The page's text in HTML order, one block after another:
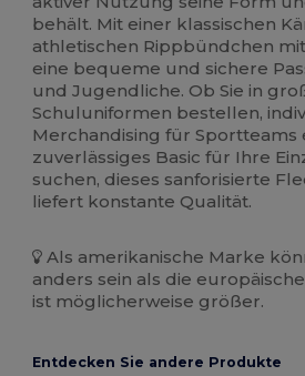
behält. Mit einer klassischen
athletischen Rippbündchen
eine bequeme und sichere
und Jugendliche. Ob Sie in
Schuluniformen bestellen,
Merchandising für
zuverlässiges Basic für Ihre
suchen, dieses sanforisierte
liefert konstante Qualität.
Als amerikanische Marke
anders sein als die
ist möglicherweise größer.
Entdecken Sie andere Produkte